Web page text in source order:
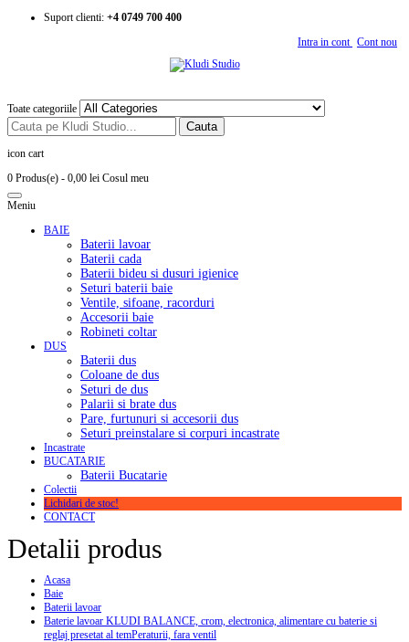
Suport clienti: +4 0749 700 400
Intra in cont Cont nou
Toate categoriile
Cauta
icon cart
0 Produs(e) - 0,00 lei Cosul meu
Meniu
BAIE
Baterii lavoar
Baterii cada
Baterii bideu si dusuri igienice
Seturi baterii baie
Ventile, sifoane, racorduri
Accesorii baie
Robineti coltar
DUS
Baterii dus
Coloane de dus
Seturi de dus
Palarii si brate dus
Pare, furtunuri si accesorii dus
Seturi preinstalare si corpuri incastrate
Incastrate
BUCATARIE
Baterii Bucatarie
Colectii
Lichidari de stoc!
CONTACT
Detalii produs
Acasa
Baie
Baterii lavoar
Baterie lavoar KLUDI BALANCE, crom, electronica, alimentare cu baterie si
reglaj presetat al temPeraturii, fara ventil